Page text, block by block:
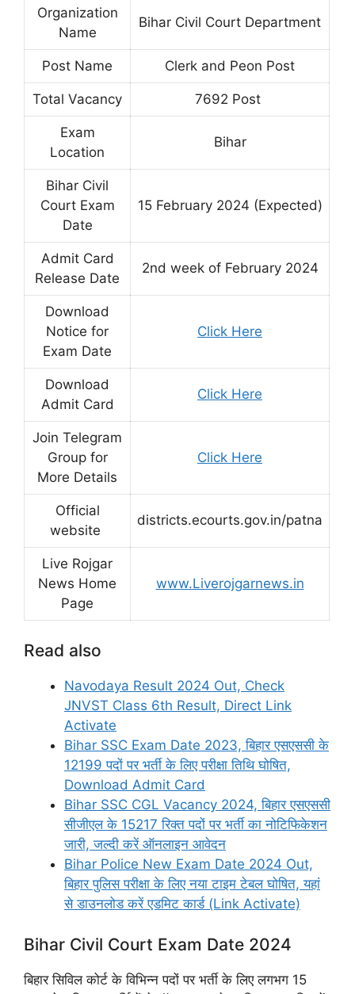
Organization
Name
Bihar Civil Court Department
Post Name Clerk and Peon Post
Total Vacancy 7692 Post
Exam
Location
Bihar
Bihar Civil
Court Exam
Date
15 February 2024 (Expected)
Admit Card
Release Date
2nd week of February 2024
Download
Notice for
Exam Date
Click Here
Download
Admit Card
Click Here
Join Telegram
Group for
More Details
Click Here
Official
website
districts.ecourts.gov.in/patna
Live Rojgar
News Home
Page
www.Liverojgarnews.in
Read also
Navodaya Result 2024 Out, Check
JNVST Class 6th Result, Direct Link
Activate
Bihar SSC Exam Date 2023, बिहार एसएससी के
12199 पदों पर भर्ती के लिए परीक्षा तिथि घोषित,
Download Admit Card
Bihar SSC CGL Vacancy 2024, बिहार एसएससी
सीजीएल के 15217 रिक्त पदों पर भर्ती का नोटिफिकेशन
जारी, जल्दी करें ऑनलाइन आवेदन
Bihar Police New Exam Date 2024 Out,
बिहार पुलिस परीक्षा के लिए नया टाइम टेबल घोषित, यहां
से डाउनलोड करें एडमिट कार्ड (Link Activate)
Bihar Civil Court Exam Date 2024
बिहार सिविल कोर्ट के विभिन्न पदों पर भर्ती के लिए लगभग 15